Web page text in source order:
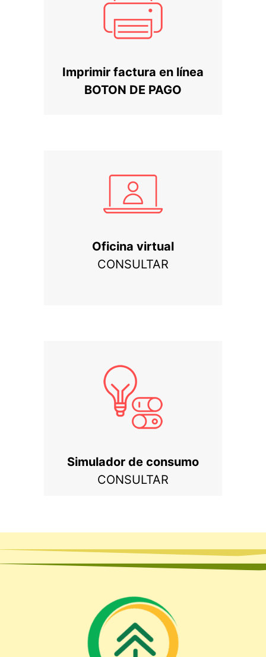
Imprimir factura en línea
BOTON DE PAGO
Oficina virtual
CONSULTAR
Simulador de consumo
CONSULTAR